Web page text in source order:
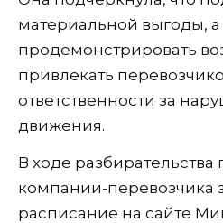
материальной выгоды, а
продемонстрировать
привлекать
ответственности за
движения.
В ходе разбирательства
компании-перевозчика
расписание на сайте